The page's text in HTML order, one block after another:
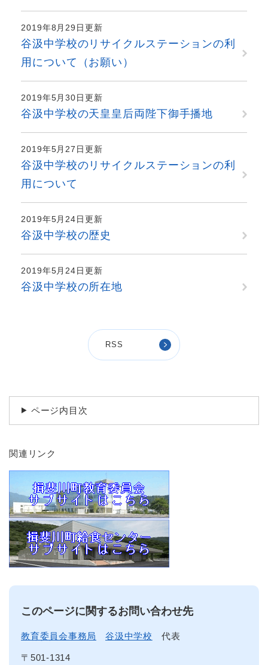
2019年8月29日更新
谷汲中学校のリサイクルステーションの利
用について（お願い）
2019年5月30日更新
谷汲中学校の天皇皇后両陛下御手播地
2019年5月27日更新
谷汲中学校のリサイクルステーションの利
用について
2019年5月24日更新
谷汲中学校の歴史
2019年5月24日更新
谷汲中学校の所在地
RSS
ページ内目次
関連リンク
このページに関するお問い合わせ先
教育委員会事務局 谷汲中学校 代表
〒501-1314